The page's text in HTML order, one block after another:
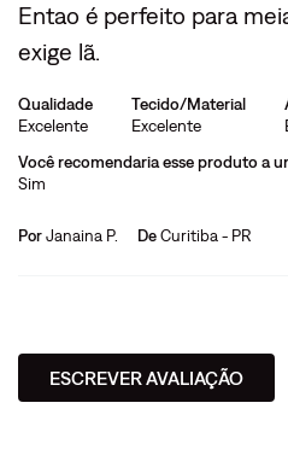
Entao é perfeito para
exige lã.
Qualidade
Excelente
Tecido/Material
Excelente
Você recomendaria esse produto a
Sim
PorJanaina P. DeCuritiba - PR
ESCREVER AVALIAÇÃO